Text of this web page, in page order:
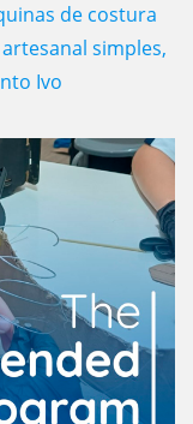
de costura
simples,
Ivo